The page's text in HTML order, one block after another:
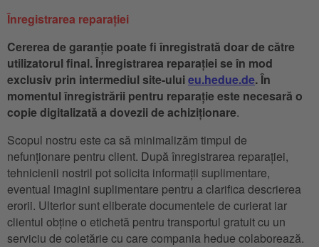
Înregistrarea reparației
Cererea de garanție poate fi înregistrată doar de către
utilizatorul final. Înregistrarea reparației se în mod
exclusiv prin intermediul site-uluieu.hedue.de. În
momentul înregistrării pentru reparație este necesară o
copie digitalizată a dovezii de achiziționare.
Scopul nostru este ca să minimalizăm timpul de
nefunționare pentru client. După înregistrarea reparației,
tehnicienii nostril pot solicita informații suplimentare,
eventual imagini suplimentare pentru a clarifica descrierea
erorii. Ulterior sunt eliberate documentele de curierat iar
clientul obține o etichetă pentru transportul gratuit cu un
serviciu de coletărie cu care compania hedue colaborează.